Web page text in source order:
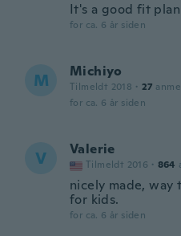
It's a good fit
for ca. 6 år siden
M Michiyo
Tilmeldt 2018 · 27
for ca. 6 år siden
V Valerie
Tilmeldt 2016 · 864
nicely made, way
for kids.
for ca. 6 år siden